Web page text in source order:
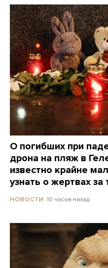
О погибших при
дрона на пляж в
известно крайне
узнать о жертвах за
НОВОСТИ 10 часов назад